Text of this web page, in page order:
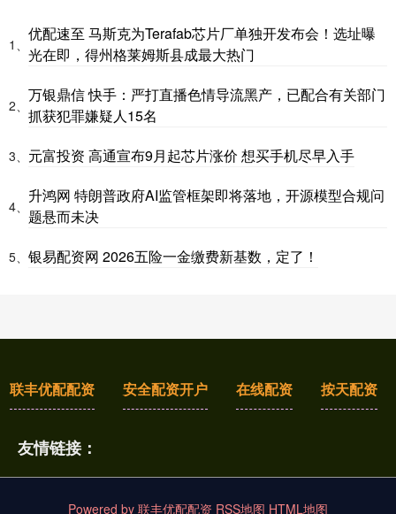
1、
优配速至 马斯克为Terafab芯片厂单独开发布会！选址曝
光在即，得州格莱姆斯县成最大热门
2、
万银鼎信 快手：严打直播色情导流黑产，已配合有关部门
抓获犯罪嫌疑人15名
3、 元富投资 高通宣布9月起芯片涨价 想买手机尽早入手
4、
升鸿网 特朗普政府AI监管框架即将落地，开源模型合规问
题悬而未决
5、 银易配资网 2026五险一金缴费新基数，定了！
联丰优配配资 安全配资开户 在线配资 按天配资
友情链接：
Powered by 联丰优配配资 RSS地图 HTML地图